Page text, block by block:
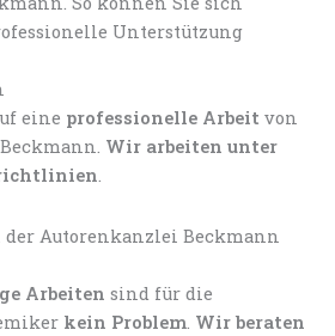
eine professionelle Arbeit von
Wir arbeiten unter
.
Arbeiten sind für die
kein Problem. Wir beraten